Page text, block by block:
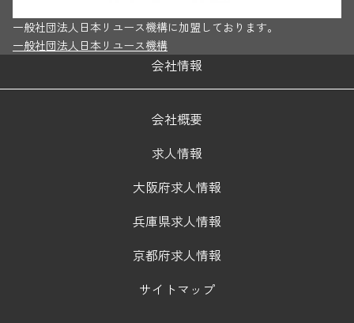
一般社団法人日本リユース機構に加盟しております。
一般社団法人日本リユース機構
会社情報
会社概要
求人情報
大阪府求人情報
兵庫県求人情報
京都府求人情報
サイトマップ